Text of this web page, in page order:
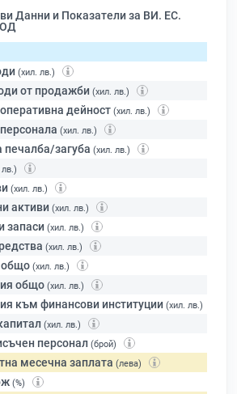
Данни и Показатели за ВИ. ЕС.
(хил. лв.)
от продажби (хил. лв.)
дейност (хил. лв.)
(хил. лв.)
печалба/загуба (хил. лв.)
(хил. лв.)
активи (хил. лв.)
запаси (хил. лв.)
(хил. лв.)
общо (хил. лв.)
общо (хил. лв.)
към финансови институции (хил. лв.)
(хил. лв.)
персонал (брой)
месечна заплата (лева)
(%)